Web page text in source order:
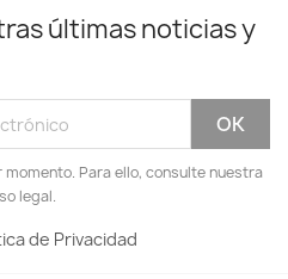
últimas noticias y
Para ello, consulte nuestra
legal.
de Privacidad